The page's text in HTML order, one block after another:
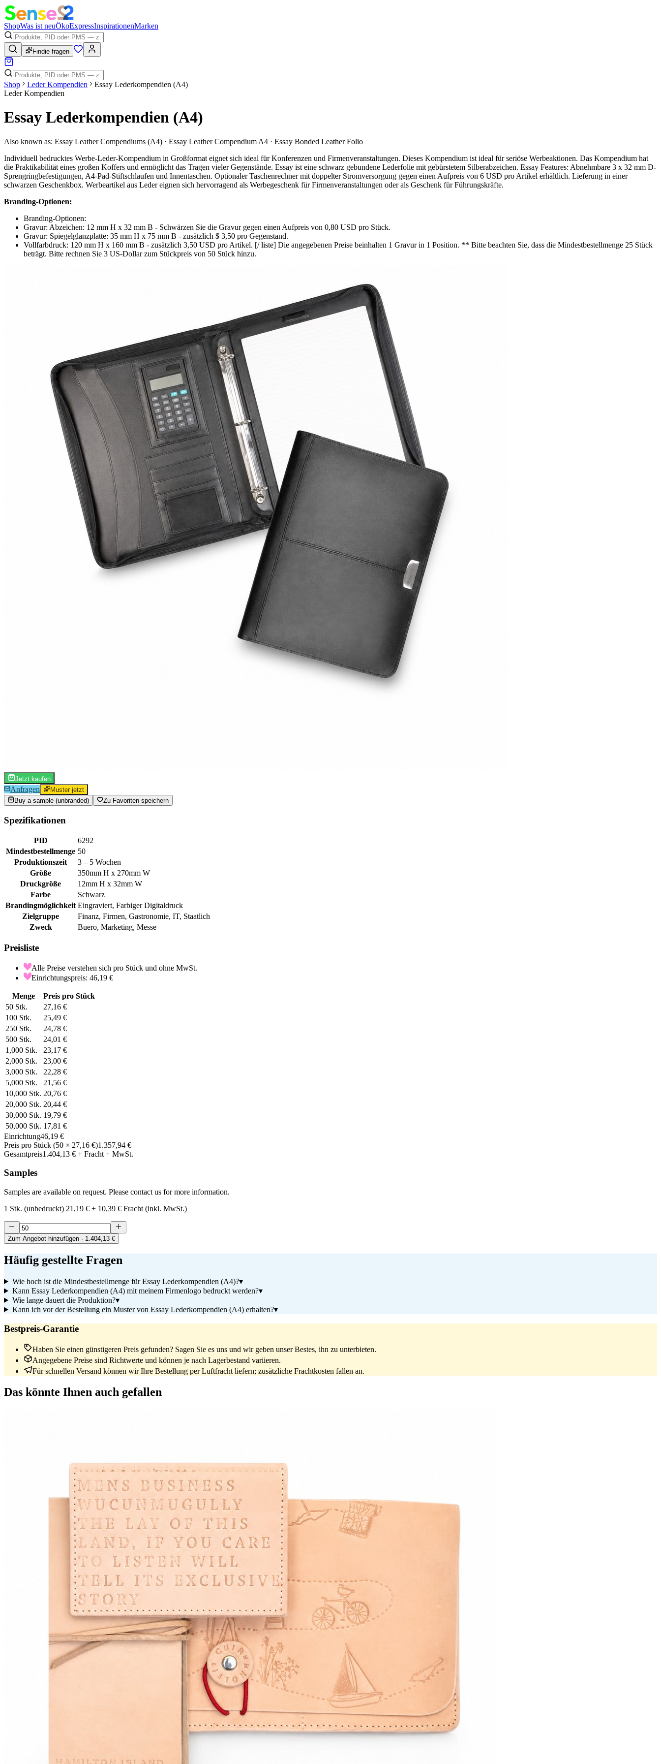
ShopWas ist neuÖkoExpressInspirationenMarken
Findie fragen
Shop Leder Kompendien
Essay Lederkompendien (A4)
Leder Kompendien
Essay Lederkompendien (A4)
Also known as: Essay Leather Compendiums (A4) · Essay Leather Compendium A4 · Essay Bonded Leather Folio
Individuell bedrucktes Werbe-Leder-Kompendium in Großformat eignet sich ideal für Konferenzen und Firmenveranstaltungen. Dieses Kompendium ist ideal für seriöse Werbeaktionen. Das Kompendium hat
die Praktikabilität eines großen Koffers und ermöglicht das Tragen vieler Gegenstände. Essay ist eine schwarz gebundene Lederfolie mit gebürstetem Silberabzeichen. Essay Features: Abnehmbare 3 x 32 mm D-
Sprengringbefestigungen, A4-Pad-Stiftschlaufen und Innentaschen. Optionaler Taschenrechner mit doppelter Stromversorgung gegen einen Aufpreis von 6 USD pro Artikel erhältlich. Lieferung in einer
schwarzen Geschenkbox. Werbeartikel aus Leder eignen sich hervorragend als Werbegeschenk für Firmenveranstaltungen oder als Geschenk für Führungskräfte.
Branding-Optionen:
Branding-Optionen:
Gravur: Abzeichen: 12 mm H x 32 mm B - Schwärzen Sie die Gravur gegen einen Aufpreis von 0,80 USD pro Stück.
Gravur: Spiegelglanzplatte: 35 mm H x 75 mm B - zusätzlich $ 3,50 pro Gegenstand.
Vollfarbdruck: 120 mm H x 160 mm B - zusätzlich 3,50 USD pro Artikel. [/ liste] Die angegebenen Preise beinhalten 1 Gravur in 1 Position. ** Bitte beachten Sie, dass die Mindestbestellmenge 25 Stück
beträgt. Bitte rechnen Sie 3 US-Dollar zum Stückpreis von 50 Stück hinzu.
Jetzt kaufen
Anfragen
Muster jetzt
Buy a sample (unbranded)
Zu Favoriten speichern
Spezifikationen
PID
6292
Mindestbestellmenge 50
Produktionszeit
3 – 5 Wochen
Größe
350mm H x 270mm W
Druckgröße
12mm H x 32mm W
Farbe
Schwarz
Brandingmöglichkeit Eingraviert, Farbiger Digitaldruck
Zielgruppe
Finanz, Firmen, Gastronomie, IT, Staatlich
Zweck
Buero, Marketing, Messe
Preisliste
Alle Preise verstehen sich pro Stück und ohne MwSt.
Einrichtungspreis: 46,19 €
Menge
Preis pro Stück
50 Stk.
27,16 €
100 Stk.
25,49 €
250 Stk.
24,78 €
500 Stk.
24,01 €
1,000 Stk.
23,17 €
2,000 Stk.
23,00 €
3,000 Stk.
22,28 €
5,000 Stk.
21,56 €
10,000 Stk. 20,76 €
20,000 Stk. 20,44 €
30,000 Stk. 19,79 €
50,000 Stk. 17,81 €
Einrichtung46,19 €
Preis pro Stück (50 × 27,16 €)1.357,94 €
Gesamtpreis1.404,13 € + Fracht + MwSt.
Samples
Samples are available on request. Please contact us for more information.
1 Stk. (unbedruckt) 21,19 € + 10,39 € Fracht (inkl. MwSt.)
Zum Angebot hinzufügen · 1.404,13 €
Häufig gestellte Fragen
Wie hoch ist die Mindestbestellmenge für Essay Lederkompendien (A4)?▾
Kann Essay Lederkompendien (A4) mit meinem Firmenlogo bedruckt werden?▾
Wie lange dauert die Produktion?▾
Kann ich vor der Bestellung ein Muster von Essay Lederkompendien (A4) erhalten?▾
Bestpreis-Garantie
Haben Sie einen günstigeren Preis gefunden? Sagen Sie es uns und wir geben unser Bestes, ihn zu unterbieten.
Angegebene Preise sind Richtwerte und können je nach Lagerbestand variieren.
Für schnellen Versand können wir Ihre Bestellung per Luftfracht liefern; zusätzliche Frachtkosten fallen an.
Das könnte Ihnen auch gefallen